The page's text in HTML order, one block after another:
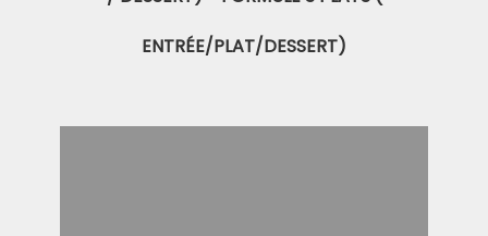
ENTRÉE/PLAT/DESSERT)